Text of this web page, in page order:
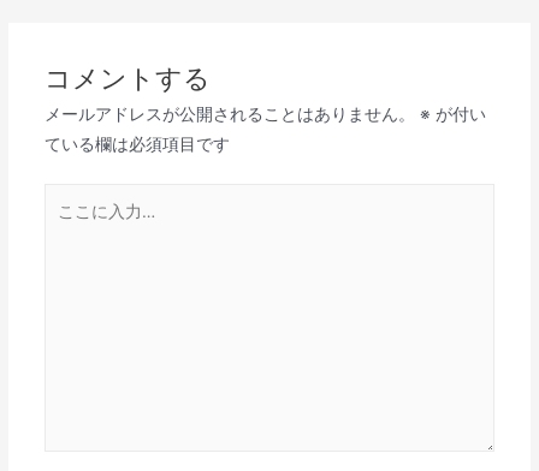
ゲ
ー
シ
ン
コメントする
メールアドレスが公開されることはありません。 ※ が付い
ている欄は必須項目です